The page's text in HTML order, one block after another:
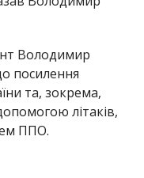
Володимир
посилення
та, зокрема,
літаків,
ППО.